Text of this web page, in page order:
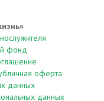
фонд
оферта
данных
данных